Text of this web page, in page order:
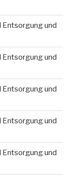
Entsorgung und
Entsorgung und
Entsorgung und
Entsorgung und
Entsorgung und